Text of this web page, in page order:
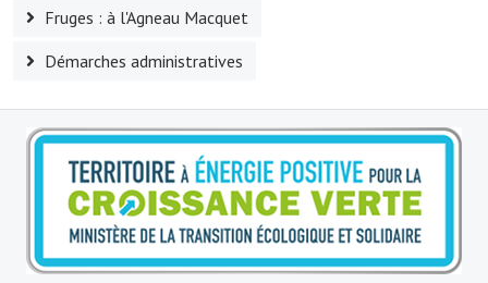
TOURISME, PATRIMOINE
L'église
Les panneaux du patrimoine
Le château
Georges Bernanos
Fruges : à l'Agneau Macquet
Démarches administratives